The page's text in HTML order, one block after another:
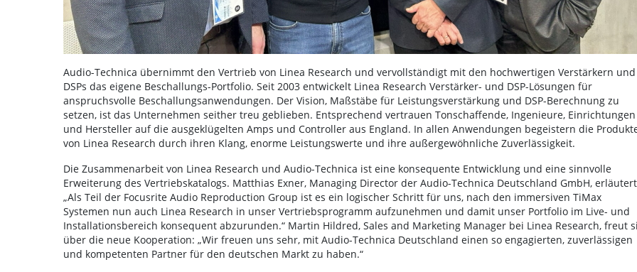
Audio-Technica übernimmt den Vertrieb von Linea Research und vervollständigt mit den hochwertigen Verstärkern und
DSPs das eigene Beschallungs-Portfolio. Seit 2003 entwickelt Linea Research Verstärker- und DSP-Lösungen für
anspruchsvolle Beschallungsanwendungen. Der Vision, Maßstäbe für Leistungsverstärkung und DSP-Berechnung zu
setzen, ist das Unternehmen seither treu geblieben. Entsprechend vertrauen Tonschaffende, Ingenieure, Einrichtungen
und Hersteller auf die ausgeklügelten Amps und Controller aus England. In allen Anwendungen begeistern die
von Linea Research durch ihren Klang, enorme Leistungswerte und ihre außergewöhnliche Zuverlässigkeit.
Die Zusammenarbeit von Linea Research und Audio-Technica ist eine konsequente Entwicklung und eine sinnvolle
Erweiterung des Vertriebskatalogs. Matthias Exner, Managing Director der Audio-Technica Deutschland GmbH,
„Als Teil der Focusrite Audio Reproduction Group ist es ein logischer Schritt für uns, nach den immersiven TiMax
Systemen nun auch Linea Research in unser Vertriebsprogramm aufzunehmen und damit unser Portfolio im Live- und
Installationsbereich konsequent abzurunden.“ Martin Hildred, Sales and Marketing Manager bei Linea Research, freut
über die neue Kooperation: „Wir freuen uns sehr, mit Audio-Technica Deutschland einen so engagierten, zuverlässigen
und kompetenten Partner für den deutschen Markt zu haben.“